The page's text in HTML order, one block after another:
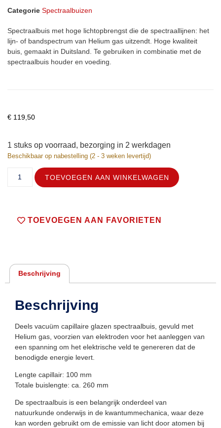
Categorie Spectraalbuizen
Spectraalbuis met hoge lichtopbrengst die de spectraallijnen: het
lijn- of bandspectrum van Helium gas uitzendt. Hoge kwaliteit
buis, gemaakt in Duitsland. Te gebruiken in combinatie met de
spectraalbuis houder en voeding.
€ 119,50
1 stuks op voorraad, bezorging in 2 werkdagen
Beschikbaar op nabestelling (2 - 3 weken levertijd)
TOEVOEGEN AAN WINKELWAGEN
TOEVOEGEN AAN FAVORIETEN
Beschrijving
Beschrijving
Deels vacuüm capillaire glazen spectraalbuis, gevuld met
Helium gas, voorzien van elektroden voor het aanleggen van
een spanning om het elektrische veld te genereren dat de
benodigde energie levert.
Lengte capillair: 100 mm
Totale buislengte: ca. 260 mm
De spectraalbuis is een belangrijk onderdeel van
natuurkunde onderwijs in de kwantummechanica, waar deze
kan worden gebruikt om de emissie van licht door atomen bij